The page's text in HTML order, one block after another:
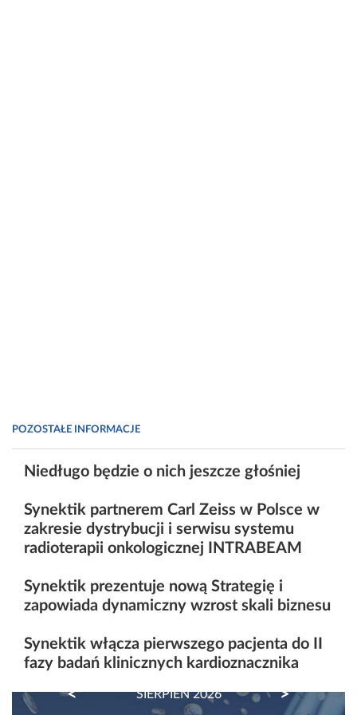
POZOSTAŁE INFORMACJE
Niedługo będzie o nich jeszcze głośniej
Synektik partnerem Carl Zeiss w Polsce w
zakresie dystrybucji i serwisu systemu
radioterapii onkologicznej INTRABEAM
Synektik prezentuje nową Strategię i
zapowiada dynamiczny wzrost skali biznesu
Synektik włącza pierwszego pacjenta do II
fazy badań klinicznych kardioznacznika
SIERPIEŃ 2026
PREVIOUS NEXT